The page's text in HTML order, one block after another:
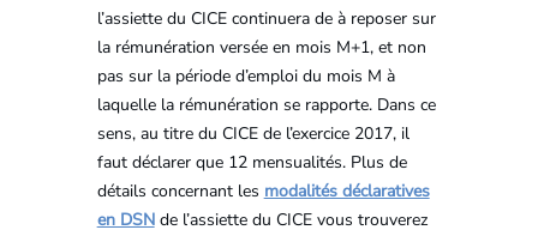
l’assiette du CICE continuera de à reposer sur
la rémunération versée en mois M+1, et non
pas sur la période d’emploi du mois M à
laquelle la rémunération se rapporte. Dans ce
sens, au titre du CICE de l’exercice 2017, il
faut déclarer que 12 mensualités. Plus de
détails concernant les modalités déclaratives
en DSNde l’assiette du CICE vous trouverez